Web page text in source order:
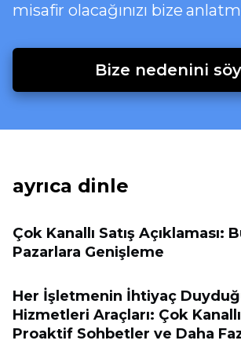
misafir olacağınızı bize
Bize nedenini
ayrıca dinle
Çok Kanallı Satış Açıklaması:
Pazarlara Genişleme
Her İşletmenin İhtiyaç
Hizmetleri Araçları: Çok
Proaktif Sohbetler ve Daha